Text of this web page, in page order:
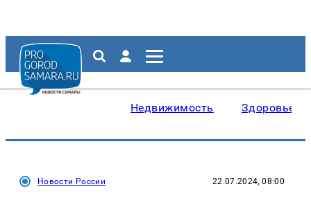
Недвижимость Здоровье
Новости России 22.07.2024, 08:00